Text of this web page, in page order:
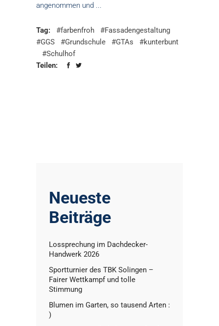
angenommen und
Tag: #farbenfroh
#Fassadengestaltung
#GGS
#Grundschule #GTAs
#kunterbunt
#Schulhof
Teilen:
Neueste
Beiträge
Lossprechung im Dachdecker-
Handwerk 2026
Sportturnier des TBK Solingen –
Fairer Wettkampf und tolle
Stimmung
Blumen im Garten, so tausend Arten :
)